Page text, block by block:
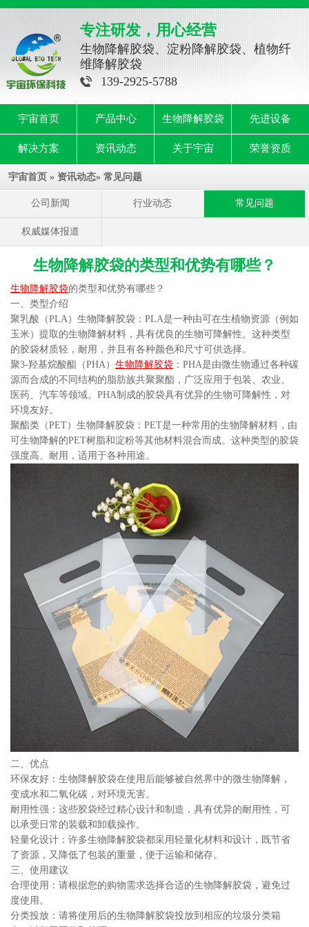
专注研发，用心经营
生物降解胶袋、淀粉降解胶袋、植物纤
维降解胶袋
139-2925-5788
宇宙首页 产品中心 生物降解胶袋 先进设备
解决方案 资讯动态 关于宇宙 荣誉资质
宇宙首页 » 资讯动态» 常见问题
公司新闻 行业动态 常见问题
权威媒体报道
生物降解胶袋的类型和优势有哪些？
生物降解胶袋的类型和优势有哪些？
一、类型介绍
聚乳酸（PLA）生物降解胶袋：PLA是一种由可在生植物资源（例如
玉米）提取的生物降解材料，具有优良的生物可降解性。这种类型
的胶袋材质轻，耐用，并且有各种颜色和尺寸可供选择。
聚3-羟基烷酸酯（PHA） 生物降解胶袋 ：PHA是由微生物通过各种碳
源而合成的不同结构的脂肪族共聚聚酯，广泛应用于包装、农业、
医药、汽车等领域。PHA制成的胶袋具有优异的生物可降解性，对
环境友好。
聚酯类（PET）生物降解胶袋：PET是一种常用的生物降解材料，由
可生物降解的PET树脂和淀粉等其他材料混合而成。这种类型的胶袋
强度高、耐用，适用于各种用途。
二、优点
环保友好：生物降解胶袋在使用后能够被自然界中的微生物降解，
变成水和二氧化碳，对环境无害。
耐用性强：这些胶袋经过精心设计和制造，具有优异的耐用性，可
以承受日常的装载和卸载操作。
轻量化设计：许多生物降解胶袋都采用轻量化材料和设计，既节省
了资源，又降低了包装的重量，便于运输和储存。
三、使用建议
合理使用：请根据您的购物需求选择合适的生物降解胶袋，避免过
度使用。
分类投放：请将使用后的生物降解胶袋投放到相应的垃圾分类箱